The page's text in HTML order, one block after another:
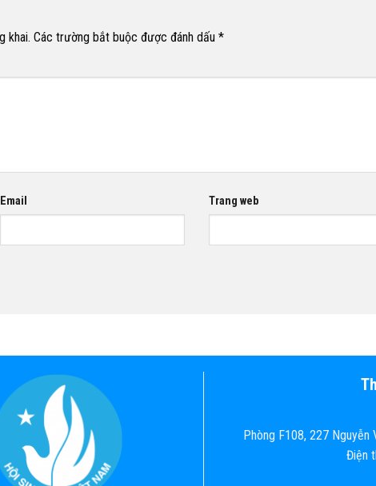
khai. Các trường bắt buộc được đánh dấu *
Email Trang web
Phòng F108, 227 Nguyễn
Điện